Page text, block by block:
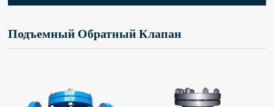
Подъемный Обратный Клапан